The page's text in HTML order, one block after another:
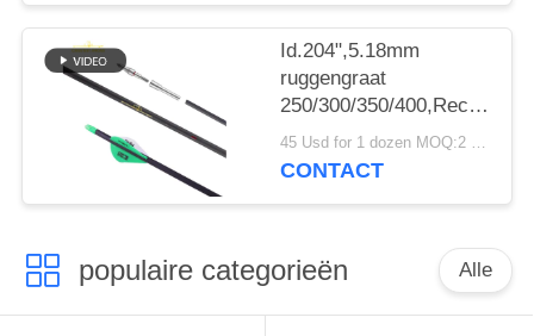
Id.204",5.18mm
ruggengraat
250/300/350/
", 32" licht gewicht
5mm Ultra Target en
45 Usd for 1 dozen MOQ:2 dozijn
CONTACT
populaire categorieën Alle